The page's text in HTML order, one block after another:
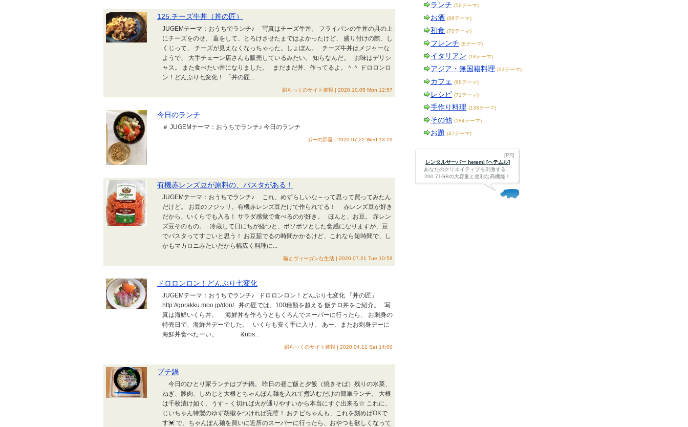
125.チーズ牛丼（丼の匠）
JUGEMテーマ：おうちでランチ♪ 写真はチーズ牛丼。 フライパンの牛丼の具の上
にチーズをのせ、 蓋をして、とろけさせたまではよかったけど、 盛り付けの際、し
くじって、 チーズが見えなくなっちゃった。しょぼん。 チーズ牛丼はメジャーな
ようで、 大手チェーン店さんも販売しているみたい。 知らなんだ。 お味はデリシ
ャス。 また食べたい丼になりました。 まだまだ丼、作ってるよ。＾＾ ドロロンロ
ン！どんぶり七変化！ 「丼の匠...
娯らっくのサイト速報 | 2020.10.05 Mon 12:57
今日のランチ
＃ JUGEMテーマ：おうちでランチ♪ 今日のランチ
ポーの部屋 | 2020.07.22 Wed 13:19
有機赤レンズ豆が原料の、パスタがある！
JUGEMテーマ：おうちでランチ♪ これ、めずらしいな～って思って買ってみたん
だけど。 お豆のフジッリ。有機赤レンズ豆だけで作られてる！ 赤レンズ豆が好き
だから、いくらでも入る！ サラダ感覚で食べるのが好き。 ほんと、お豆。 赤レン
ズ豆そのもの。 冷蔵して日にちが経つと、ボソボソとした食感になりますが、豆
でパスタってすごいと思う！ お豆茹でるの時間かかるけど、これなら短時間で、し
かもマカロニみたいだから幅広く料理に...
猫とヴィーガンな生活 | 2020.07.21 Tue 10:59
ドロロンロン！どんぶり七変化
JUGEMテーマ：おうちでランチ♪ ドロロンロン！どんぶり七変化 「丼の匠」
http://gorakku.moo.jp/don/ 丼の匠では、100種類を超える 飯テロ丼をご紹介。 写
真は海鮮いくら丼。 海鮮丼を作ろうともくろんでスーパーに行ったら、 お刺身の
特売日で、海鮮丼デーでした。 いくらも安く手に入り。 あー、またお刺身デーに
海鮮丼食べたーい。 &nbs...
娯らっくのサイト速報 | 2020.04.11 Sat 14:00
プチ鍋
今日のひとり家ランチはプチ鍋。 昨日の昼ご飯と夕飯（焼きそば）残りの水菜、
ねぎ、豚肉、しめじと大根とちゃんぽん麺を入れて煮込むだけの簡単ランチ。 大根
は千枚漬け如く、うす－く切れば火が通りやすいから本当にすぐ出来る☆ これに、
じいちゃん特製のゆず胡椒をつければ完璧！ おチビちゃんも、これを刻めばOKで
す💓 で、ちゃんぽん麺を買いに近所のスーパーに行ったら、おやつも欲しくなって
ランチ (56テーマ)
お酒 (89テーマ)
和食 (70テーマ)
フレンチ (8テーマ)
イタリアン (18テーマ)
アジア・無国籍料理 (23テーマ)
カフェ (68テーマ)
レシピ (71テーマ)
手作り料理 (138テーマ)
その他 (184テーマ)
お題 (47テーマ)
[PR]
レンタルサーバー heteml [ヘテムル]
あなたのクリエイティブを刺激する、
200.71GBの大容量と便利な高機能！